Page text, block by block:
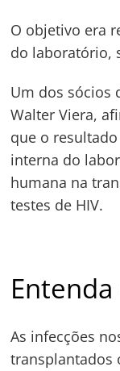
O objetivo era
do laboratório,
Um dos sócios
Walter Viera,
que o
interna do
humana na
testes de HIV.
As infecções
transplantados